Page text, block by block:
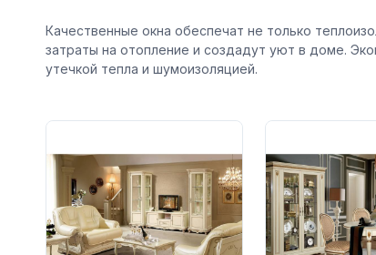
Качественные окна обеспечат не только
затраты на отопление и создадут уют в доме.
утечкой тепла и шумоизоляцией.